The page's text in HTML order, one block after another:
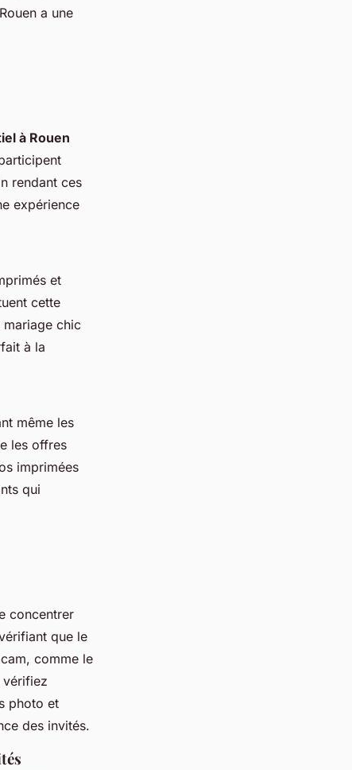
a une
à Rouen
rendant ces
expérience
et
cette
mariage chic
à la
même les
les offres
imprimées
qui
concentrer
que le
comme le
vérifiez
photo et
des invités.